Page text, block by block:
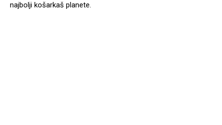
najbolji košarkaš planete.